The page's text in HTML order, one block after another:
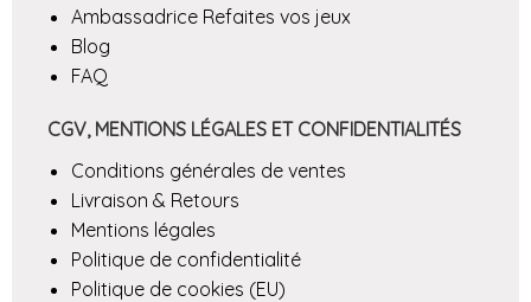
Ambassadrice Refaites vos jeux
Blog
FAQ
CGV, MENTIONS LÉGALES ET CONFIDENTIALITÉS
Conditions générales de ventes
Livraison & Retours
Mentions légales
Politique de confidentialité
Politique de cookies (EU)